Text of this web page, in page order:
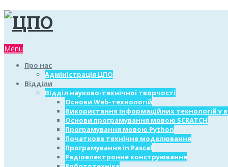
Menu
Про нас
Адміністрація ЦПО
Відділи
Відділ науково-технічної творчості
Основи Web-технологій
Використання інформаційних технологій у
Основи програмування мовою SCRATCH
Програмування мовою Python
Початкове технічне моделювання
Програмування in Pascal
Радіоелектронне конструювання